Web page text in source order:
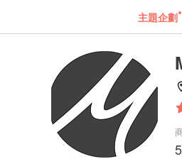
主題企劃